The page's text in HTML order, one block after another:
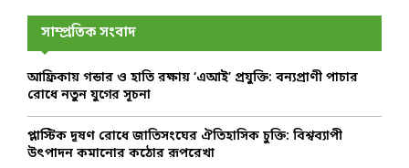
f
r
E
A
সাম্প্রতিক সংবাদ
আফ্রিকায় গন্ডার ও হাতি রক্ষায় ‘এআই’ প্রযুক্তি: বন্যপ্রাণী পাচার
রোধে নতুন যুগের সূচনা
প্লাস্টিক দূষণ রোধে জাতিসংঘের ঐতিহাসিক চুক্তি: বিশ্বব্যাপী
উৎপাদন কমানোর কঠোর রূপরেখা